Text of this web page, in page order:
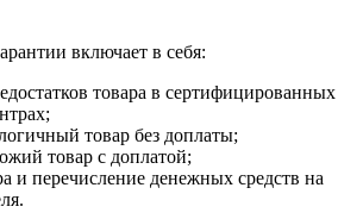
включает в себя:
товара в сертифицированных
товар без доплаты;
товар с доплатой;
и перечисление денежных средств на